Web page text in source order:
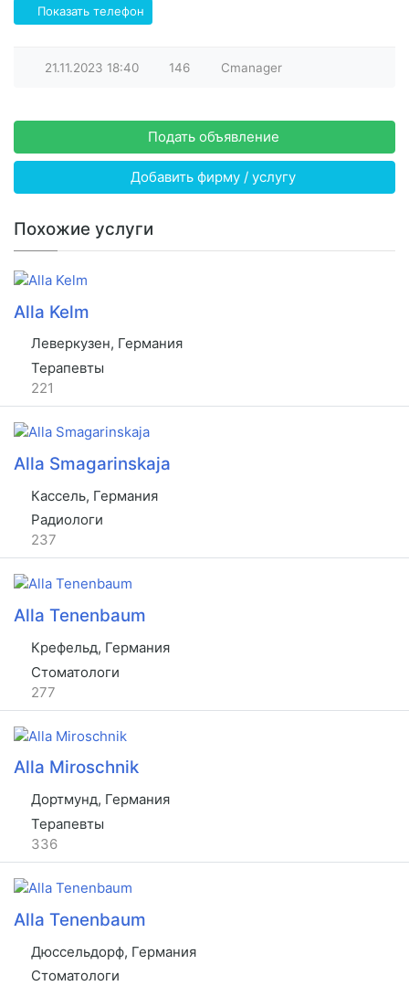
Показать телефон
21.11.2023 18:40 146 Cmanager
Подать объявление
Добавить фирму / услугу
Похожие услуги
Alla Kelm
Леверкузен, Германия
Терапевты
221
Alla Smagarinskaja
Кассель, Германия
Радиологи
237
Alla Tenenbaum
Крефельд, Германия
Стоматологи
277
Alla Miroschnik
Дортмунд, Германия
Терапевты
336
Alla Tenenbaum
Дюссельдорф, Германия
Стоматологи